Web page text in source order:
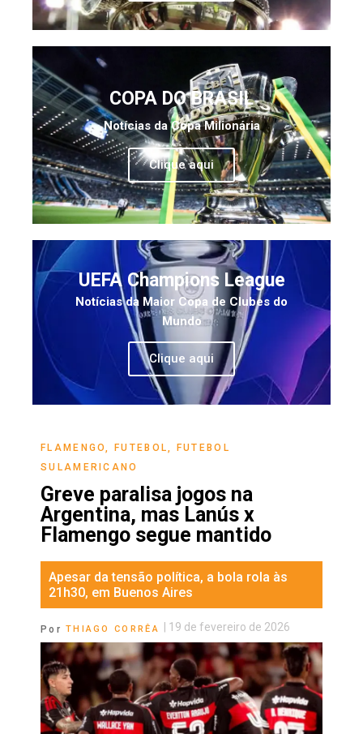
COPA DO BRASIL
Notícias da Copa Milionária
Clique aqui
UEFA Champions League
Notícias da Maior Copa de Clubes do
Mundo
Clique aqui
FLAMENGO ,FUTEBOL
FUTEBOL
SULAMERICANO
Greve paralisa jogos na
Argentina, mas Lanús x
Flamengo segue mantido
Apesar da tensão política, a bola rola às
21h30, em Buenos Aires
Por THIAGO CORRÊA 19 de fevereiro de 2026